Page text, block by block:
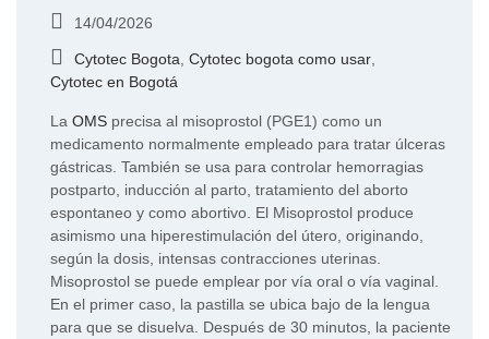
14/04/2026
Cytotec Bogota Cytotec bogota como usar
Cytotec en Bogotá
La OMS precisa al misoprostol (PGE1) como un
medicamento normalmente empleado para tratar úlceras
gástricas. También se usa para controlar hemorragias
postparto, inducción al parto, tratamiento del aborto
espontaneo y como abortivo. El Misoprostol produce
asimismo una hiperestimulación del útero, originando,
según la dosis, intensas contracciones uterinas.
Misoprostol se puede emplear por vía oral o vía vaginal.
En el primer caso, la pastilla se ubica bajo de la lengua
para que se disuelva. Después de 30 minutos, la paciente